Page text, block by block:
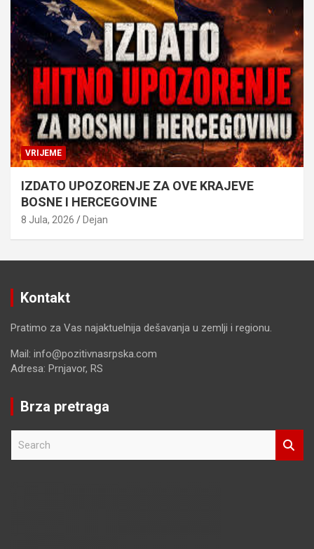
VRIJEME
IZDATO UPOZORENJE ZA OVE KRAJEVE
BOSNE I HERCEGOVINE
8 Jula, 2026 Dejan
Kontakt
Pratimo za Vas najaktuelnija dešavanja u zemlji i regionu.
Mail: info@pozitivnasrpska.com
Adresa: Prnjavor, RS
Brza pretraga